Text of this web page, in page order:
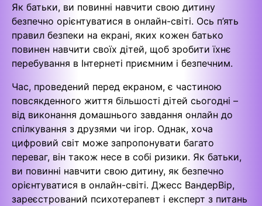
Як батьки, ви повинні навчити свою дитину
безпечно орієнтуватися в онлайн-світі. Ось п’ять
правил безпеки на екрані, яких кожен батько
повинен навчити своїх дітей, щоб зробити їхнє
перебування в Інтернеті приємним і безпечним.
Час, проведений перед екраном, є частиною
повсякденного життя більшості дітей сьогодні –
від виконання домашнього завдання онлайн до
спілкування з друзями чи ігор. Однак, хоча
цифровий світ може запропонувати багато
переваг, він також несе в собі ризики. Як батьки,
ви повинні навчити свою дитину, як безпечно
орієнтуватися в онлайн-світі. Джесс ВандерВір,
зареєстрований психотерапевт і експерт з питань